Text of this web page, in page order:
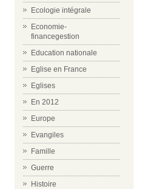
Ecologie intégrale
Economie-
financegestion
Education nationale
Eglise en France
Eglises
En 2012
Europe
Evangiles
Famille
Guerre
Histoire